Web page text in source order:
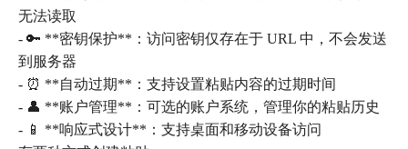
无法读取
- 🔑 **密钥保护**：访问密钥仅存在于 URL 中，不会发送
到服务器
- ⏰ **自动过期**：支持设置粘贴内容的过期时间
- 👤 **账户管理**：可选的账户系统，管理你的粘贴历史
- 📱 **响应式设计**：支持桌面和移动设备访问